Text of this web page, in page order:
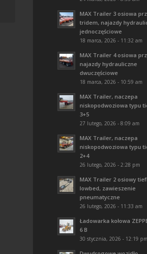
MAX Trailer 3 osiowa
tridem, najazdy
jednoczęściowe
18 marca, 2026 - 11:32 am
MAX Trailer 4 osiowa
najazdy hydrauliczne
dwuczęściowe
18 marca, 2026 - 10:59 am
MAX Trailer, naczepa
niskopodwoziowa typu
3+5
27 lutego, 2026 - 8:09 am
MAX Trailer, naczepa
niskopodwoziowa typu
2+4
26 lutego, 2026 - 2:28 pm
MAX Trailer 2 osiowy
lowbed, zawieszenie
pneumatyczne
26 lutego, 2026 - 11:33 am
Ładowarka kołowa
6 B
30 stycznia, 2026 - 12:19 pm